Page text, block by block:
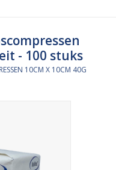
- 100 stuks
10CM X 10CM 40G